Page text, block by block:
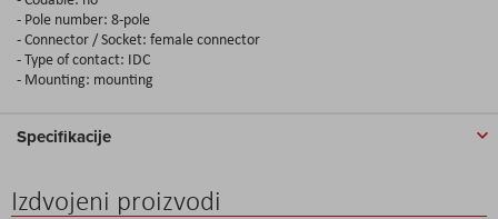
- Pole number: 8-pole
- Connector / Socket: female connector
- Type of contact: IDC
- Mounting: mounting
Specifikacije
Izdvojeni proizvodi